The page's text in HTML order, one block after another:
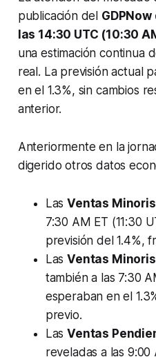
publicación del
las 14:30 UTC (10:30
una estimación continua
real. La previsión actual
en el 1.3%, sin cambios
anterior.
Anteriormente en la
digerido otros datos
LasVentas
7:30 AM ET (11:30
previsión del 1.4%,
LasVentas
también a las 7:30
esperaban en el
previo.
LasVentas
reveladas a las 9:00